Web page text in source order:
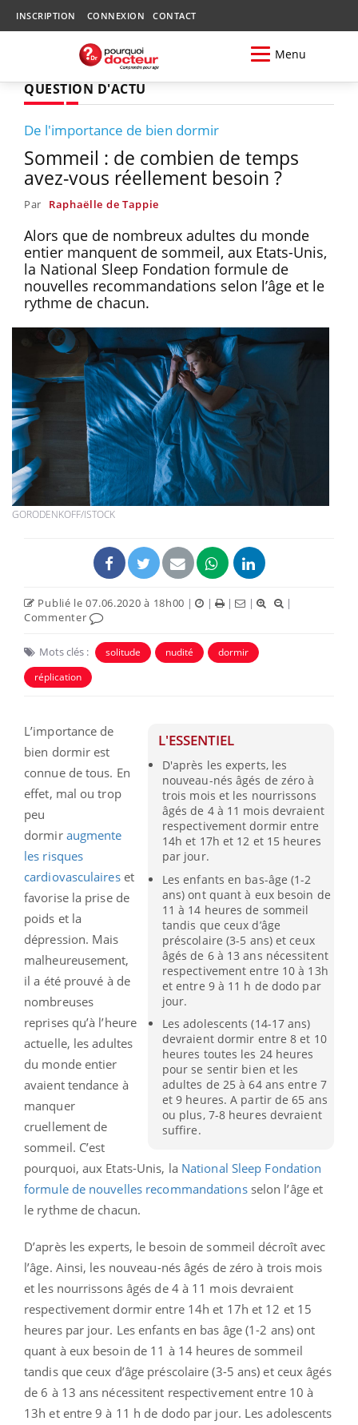
INSCRIPTION CONNEXION CONTACT
Menu
QUESTION D'ACTU
De l'importance de bien dormir
Sommeil : de combien de temps
avez-vous réellement besoin ?
Par Raphaëlle de Tappie
Alors que de nombreux adultes du monde
entier manquent de sommeil, aux Etats-Unis,
la National Sleep Fondation formule de
nouvelles recommandations selon l’âge et le
rythme de chacun.
GORODENKOFF/ISTOCK
Publié le 07.06.2020 à 18h00 | | | |
|
Commenter
Mots clés : solitude nudité
dormir
réplication
L'ESSENTIEL
D'après les experts, les
nouveau-nés âgés de zéro à
trois mois et les nourrissons
âgés de 4 à 11 mois devraient
respectivement dormir entre
14h et 17h et 12 et 15 heures
par jour.
Les enfants en bas-âge (1-2
ans) ont quant à eux besoin de
11 à 14 heures de sommeil
tandis que ceux d’âge
préscolaire (3-5 ans) et ceux
âgés de 6 à 13 ans nécessitent
respectivement entre 10 à 13h
et entre 9 à 11 h de dodo par
jour.
Les adolescents (14-17 ans)
devraient dormir entre 8 et 10
heures toutes les 24 heures
pour se sentir bien et les
adultes de 25 à 64 ans entre 7
et 9 heures. A partir de 65 ans
ou plus, 7-8 heures devraient
suffire.
L’importance de
bien dormir est
connue de tous. En
effet, mal ou trop
peu
dormir augmente
les risques
cardiovasculaireset
favorise la prise de
poids et la
dépression. Mais
malheureusement,
il a été prouvé à de
nombreuses
reprises qu’à l’heure
actuelle, les adultes
du monde entier
avaient tendance à
manquer
cruellement de
sommeil. C’est
pourquoi, aux Etats-Unis, la National Sleep Fondation
formule de nouvelles recommandationsselon l’âge et
le rythme de chacun.
D’après les experts, le besoin de sommeil décroît avec
l’âge. Ainsi, les nouveau-nés âgés de zéro à trois mois
et les nourrissons âgés de 4 à 11 mois devraient
respectivement dormir entre 14h et 17h et 12 et 15
heures par jour. Les enfants en bas âge (1-2 ans) ont
quant à eux besoin de 11 à 14 heures de sommeil
tandis que ceux d’âge préscolaire (3-5 ans) et ceux âgés
de 6 à 13 ans nécessitent respectivement entre 10 à
13h et entre 9 à 11 h de dodo par jour. Les adolescents